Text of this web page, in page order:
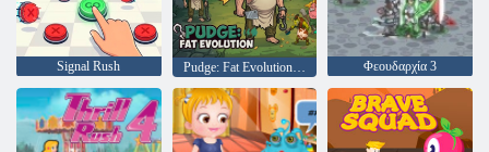
Signal Rush Pudge: Fat Evolution Clicker Φεουδαρχία 3